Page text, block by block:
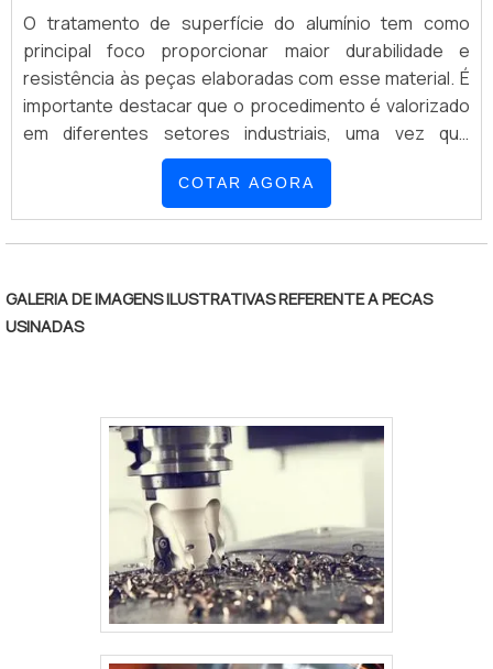
O tratamento de superfície do alumínio tem como
principal foco proporcionar maior durabilidade e
resistência às peças elaboradas com esse material. É
importante destacar que o procedimento é valorizado
em diferentes setores industriais, uma vez que
concede ao produto um alto brilho.O SERVIÇO
OFERECE DIVERSOS BENEFÍCIOSAinda sobre o
tratamento de superfície, é importante ressaltar que o
procedimento é capaz de eliminar defeitos, oferecer
originais da peça. Sendo assim, é um excelente
investimento. Dentre as principais vantagens
aparato. Diante de tantos benefícios, é possível
observar que o tratamento é um método indispensável
para fábricas e oficinas, evitado que tenham custos
com manutenção, por exemplo. Após ser submetido ao
tratamento de superfície, o produto pode ser
higienizado de forma simples e com o uso dos mais
básicos produtos de limpeza, o que, de fato, facilita a
rotina dos mais variados setores industriais e reduz
custos com insumos. TRATAMENTO DE SUPERFÍCIE DO
COTAR AGORA
GALERIA DE IMAGENS ILUSTRATIVAS REFERENTE A PECAS
USINADAS